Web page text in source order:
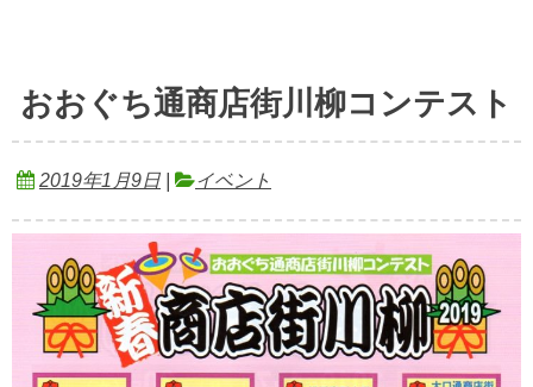
おおぐち通商店街川柳コンテスト
2019年1月9日 イベント